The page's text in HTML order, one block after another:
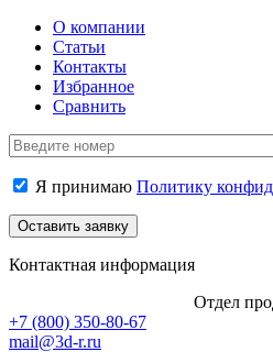
О компании
Статьи
Контакты
Избранное
Сравнить
Я принимаю Политику
Контактная информация
Отдел
+7 (800) 350-80-67
mail@3d-r.ru